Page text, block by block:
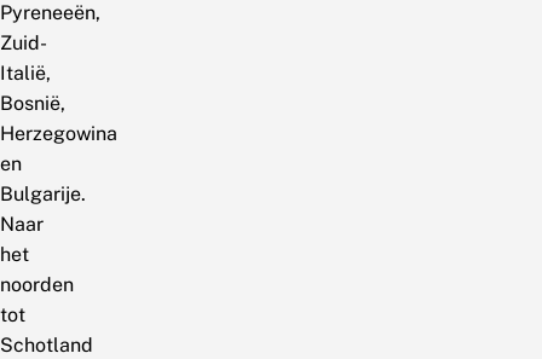
Pyreneeën,
Zuid-
Italië,
Bosnië,
Herzegowina
en
Bulgarije.
Naar
het
noorden
tot
Schotland